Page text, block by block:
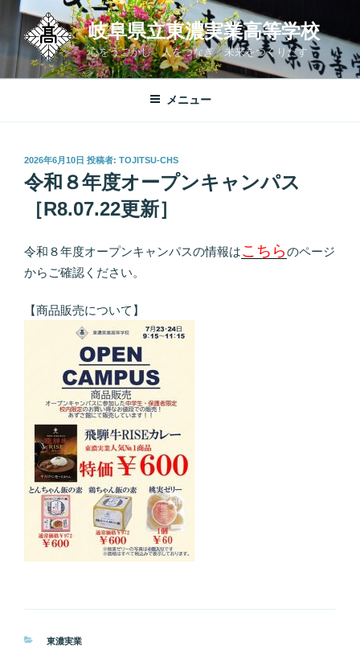
テ
ス
岐阜県立東濃実業高等学校
心をうごかし 人をつなぎ 未来をつくりだす
メニュー
投
稿
日:
2026年6月10日 投稿者: TOJITSU-CHS
令和８年度オープンキャンパス
［R8.07.22更新］
令和８年度オープンキャンパスの情報はこちらのページ
からご確認ください。
【商品販売について】
カ
東濃実業